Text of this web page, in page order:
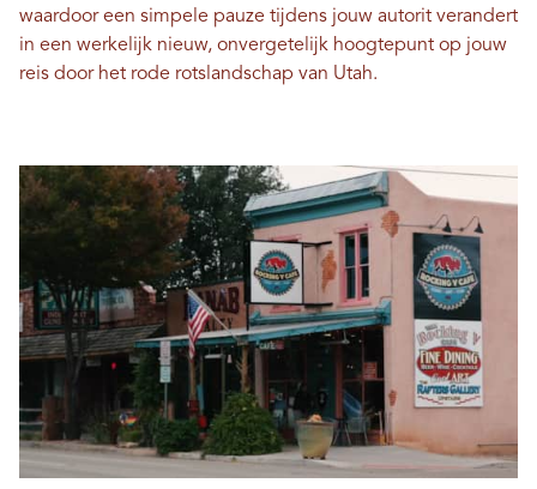
waardoor een simpele pauze tijdens jouw autorit verandert
in een werkelijk nieuw, onvergetelijk hoogtepunt op jouw
reis door het rode rotslandschap van Utah.